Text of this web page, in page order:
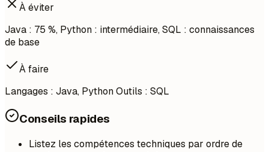
À éviter
Java : 75 %, Python : intermédiaire, SQL : connaissances
de base
À faire
Langages : Java, Python Outils : SQL
Conseils rapides
Listez les compétences techniques par ordre de